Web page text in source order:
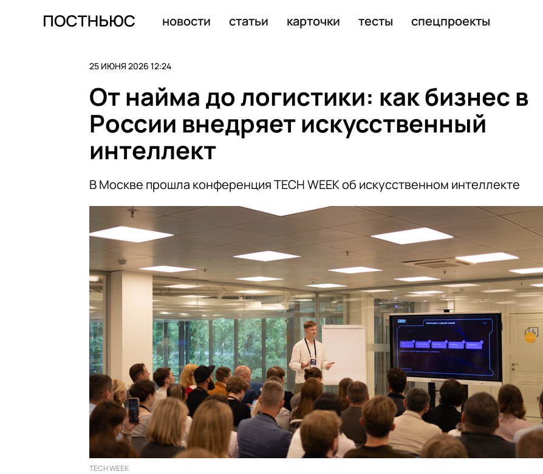
новости статьи карточки тесты спецпроекты
25 ИЮНЯ 2026 12:24
От найма до логистики: как бизнес в
России внедряет искусственный
интеллект
В Москве прошла конференция TECH WEEK об искусственном интеллекте
TECH WEEK